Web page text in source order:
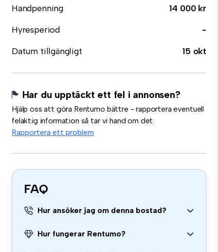
Handpenning
14 000 kr
Hyresperiod
-
Datum tillgängligt
15 okt
Har du upptäckt ett fel i annonsen?
Hjälp oss att göra Rentumo bättre - rapportera eventuell
felaktig information så tar vi hand om det.
Rapportera ett problem
FAQ
Hur ansöker jag om denna bostad?
Hur fungerar Rentumo?